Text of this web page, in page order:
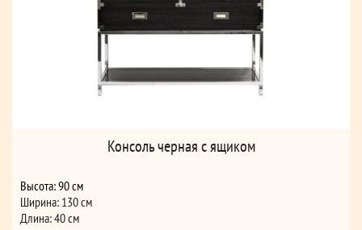
Консоль черная с ящиком
Высота: 90 см
Ширина: 130 см
Длина: 40 см